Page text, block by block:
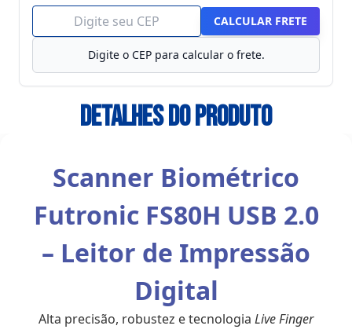
CALCULAR FRETE
Digite o CEP para calcular o frete.
Detalhes do Produto
Scanner Biométrico
Futronic FS80H USB 2.0
– Leitor de Impressão
Digital
Alta precisão, robustez e tecnologia Live Finger